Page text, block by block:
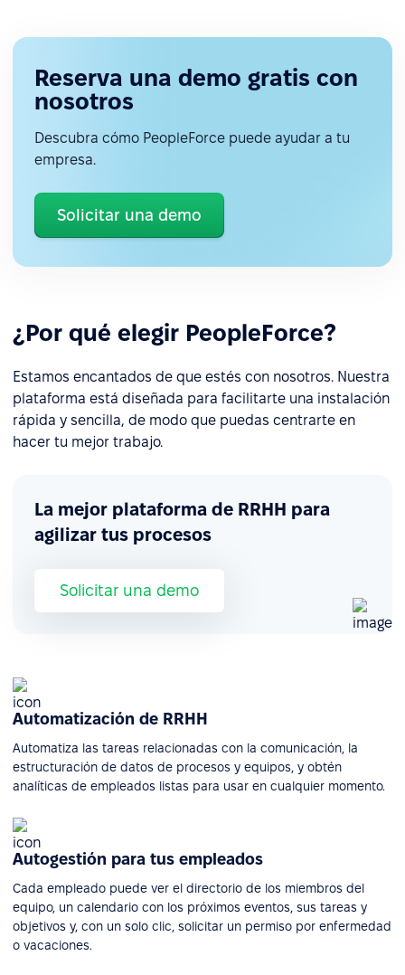
Reserva una demo gratis con
nosotros
Descubra cómo PeopleForce puede ayudar a tu
empresa.
Solicitar una demo
¿Por qué elegir PeopleForce?
Estamos encantados de que estés con nosotros. Nuestra
plataforma está diseñada para facilitarte una instalación
rápida y sencilla, de modo que puedas centrarte en
hacer tu mejor trabajo.
La mejor plataforma de RRHH para
agilizar tus procesos
Solicitar una demo
Automatización de RRHH
Automatiza las tareas relacionadas con la comunicación, la
estructuración de datos de procesos y equipos, y obtén
analíticas de empleados listas para usar en cualquier momento.
Autogestión para tus empleados
Cada empleado puede ver el directorio de los miembros del
equipo, un calendario con los próximos eventos, sus tareas y
objetivos y, con un solo clic, solicitar un permiso por enfermedad
o vacaciones.